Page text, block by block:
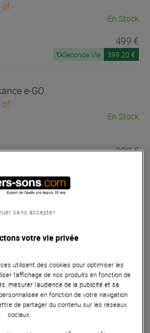
of
En Stock
499 €
Seconde Vie 399.20 €
e-GO
of
En Stock
399 €
sans fil Mac Mah
648 €
Pack e-GO Max + Micro
sans fil Mac Mah
votre vie privée
utilisent des cookies pour optimiser les
l’affichage de nos produits en fonction de
mesurer l'audience de la publicité et sa
en fonction de votre navigation
de partager du contenu sur les réseaux
sociaux.
sans accepter